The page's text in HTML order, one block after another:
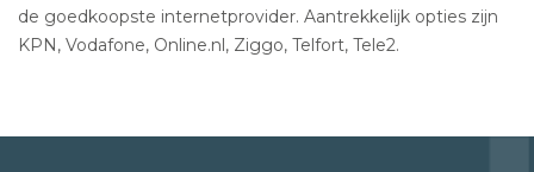
de goedkoopste internetprovider. Aantrekkelijk opties zijn
KPN, Vodafone, Online.nl, Ziggo, Telfort, Tele2.